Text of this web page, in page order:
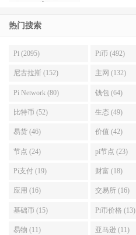
热门搜索
Pi (2095) Pi币 (492)
尼古拉斯 (152) 主网 (132)
Pi Network (80) 钱包 (64)
比特币 (52) 生态 (49)
易货 (46) 价值 (42)
节点 (24) pi节点 (23)
Pi支付 (19) 财富 (18)
应用 (16) 交易所 (16)
基础币 (15) Pi币价格 (13)
易物 (11) 亚马逊 (11)